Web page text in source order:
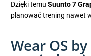
Dzięki temuSuunto 7
planować trening nawet
Wear OS